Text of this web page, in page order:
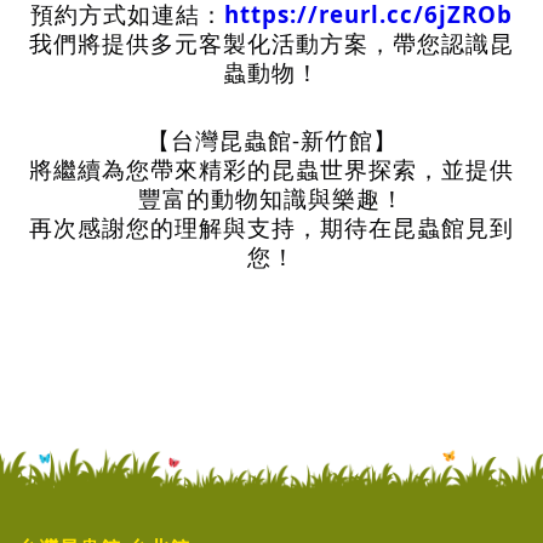
預約方式如連結： https://reurl.cc/6jZROb
我們將提供多元客製化活動方案，帶您認識昆
蟲動物！
【台灣昆蟲館-新竹館】
將繼續為您帶來精彩的昆蟲世界探索，並提供
豐富的動物知識與樂趣！
再次感謝您的理解與支持，期待在昆蟲館見到
您！